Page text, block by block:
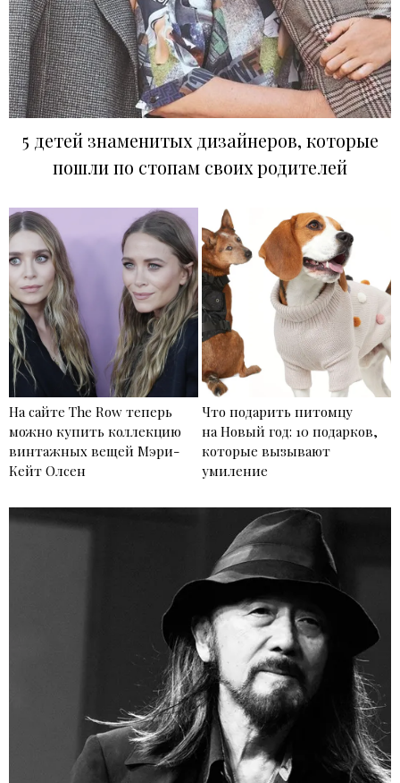
5 детей знаменитых дизайнеров, которые
пошли по стопам своих родителей
На сайте The Row теперь
можно купить коллекцию
винтажных вещей Мэри-
Кейт Олсен
Что подарить питомцу
на Новый год: 10 подарков,
которые вызывают
умиление